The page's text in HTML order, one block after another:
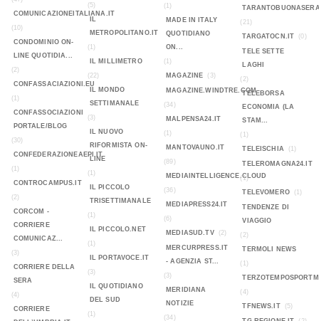
COMUNICAZIONEITALIANA.IT
(10)
CONDOMINIO ON-
LINE QUOTIDIA...
(2)
CONFASSACIAZIONI.EU
(1)
CONFASSOCIAZIONI
PORTALE/BLOG
(30)
CONFEDERAZIONEAEPI.IT
(1)
CONTROCAMPUS.IT
(2)
CORCOM -
CORRIERE
COMUNICAZ...
(3)
CORRIERE DELLA
SERA
(4)
CORRIERE
(5)
IL
METROPOLITANO.IT
(1)
IL MILLIMETRO
(22)
IL MONDO
SETTIMANALE
(3)
IL NUOVO
RIFORMISTA ON-
LINE
(1)
IL PICCOLO
TRISETTIMANALE
(1)
IL PICCOLO.NET
(1)
IL PORTAVOCE.IT
(3)
IL QUOTIDIANO
DEL SUD
(1)
(1)
MADE IN ITALY
QUOTIDIANO
ON...
(1)
MAGAZINE
(3)
MAGAZINE.WINDTRE.COM
(34)
MALPENSA24.IT
(1)
MANTOVAUNO.IT
(89)
MEDIAINTELLIGENCE.CLOUD
(36)
MEDIAPRESS24.IT
(6)
MEDIASUD.TV
(2)
MERCURPRESS.IT
- AGENZIA ST...
(3)
MERIDIANA
NOTIZIE
(34)
(21)
TARGATOCN.IT
(0)
TELE SETTE
LAGHI
(2)
TELEBORSA
ECONOMIA (LA
STAM...
(1)
TELEISCHIA
(1)
TELEROMAGNA24.IT
(1)
TELEVOMERO
(1)
TENDENZE DI
VIAGGIO
(2)
TERMOLI NEWS
(1)
(4)
TFNEWS.IT
(5)